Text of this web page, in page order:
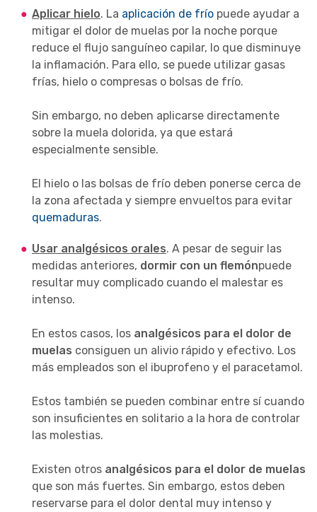
Aplicar hielo. La aplicación de frío puede ayudar a
mitigar el dolor de muelas por la noche porque
reduce el flujo sanguíneo capilar, lo que disminuye
la inflamación. Para ello, se puede utilizar gasas
frías, hielo o compresas o bolsas de frío.
Sin embargo, no deben aplicarse directamente
sobre la muela dolorida, ya que estará
especialmente sensible.
El hielo o las bolsas de frío deben ponerse cerca de
la zona afectada y siempre envueltos para evitar
quemaduras.
Usar analgésicos orales. A pesar de seguir las
medidas anteriores, dormir con un flemónpuede
resultar muy complicado cuando el malestar es
intenso.
En estos casos, los analgésicos para el dolor de
muelas consiguen un alivio rápido y efectivo. Los
más empleados son el ibuprofeno y el paracetamol.
Estos también se pueden combinar entre sí cuando
son insuficientes en solitario a la hora de controlar
las molestias.
Existen otros analgésicos para el dolor de muelas
que son más fuertes. Sin embargo, estos deben
reservarse para el dolor dental muy intenso y